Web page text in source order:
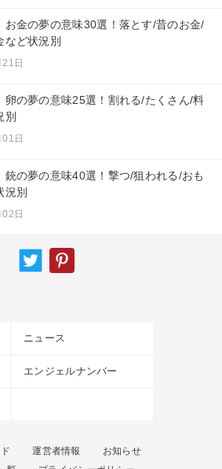
お金の夢の意味30選！落とす/昔のお金/
など状況別
日
卵の夢の意味25選！割れる/たくさん/料
別
日
銃の夢の意味40選！撃つ/狙われる/おも
況別
日
ニュース
エンジェルナンバー
運営者情報
お知らせ